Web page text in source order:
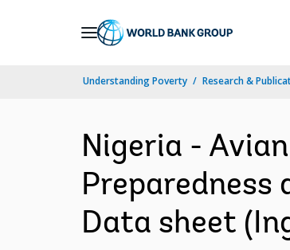
Understanding Poverty Research &
Nigeria -
Preparedness
Data sheet